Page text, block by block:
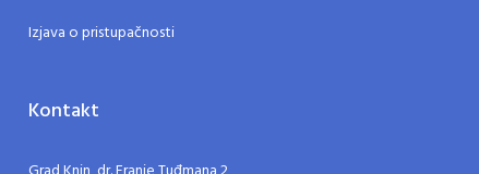
Izjava o pristupačnosti
Kontakt